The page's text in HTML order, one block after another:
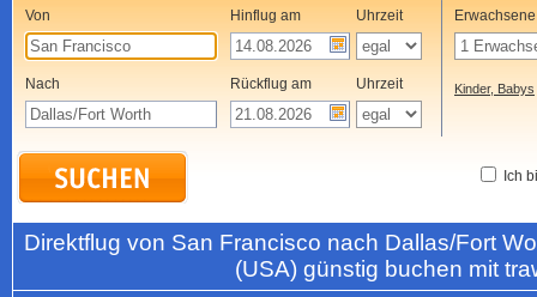
Von Hinflug am Uhrzeit
Nach Rückflug am Uhrzeit
Erwachsene
Kinder, Babys
Ich
Direktflug von San Francisco nach Dallas/Fort
(USA) günstig buchen mit